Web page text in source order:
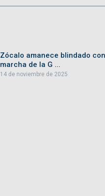
Zócalo amanece blindado
marcha de la G ...
14 de noviembre de 2025